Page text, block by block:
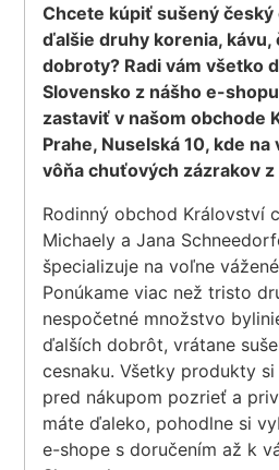
Chcete kúpiť sušený český
ďalšie druhy korenia, kávu,
dobroty? Radi vám všetko
Slovensko z nášho e-
zastaviť v našom obchode
Prahe, Nuselská 10, kde na
vôňa chuťových zázrakov
Rodinný obchod Království
Michaely a Jana
špecializuje na voľne
Ponúkame viac než tristo
nespočetné množstvo
ďalších dobrôt, vrátane
cesnaku. Všetky produkty
pred nákupom pozrieť a
máte ďaleko, pohodlne si
e-shope s doručením až k